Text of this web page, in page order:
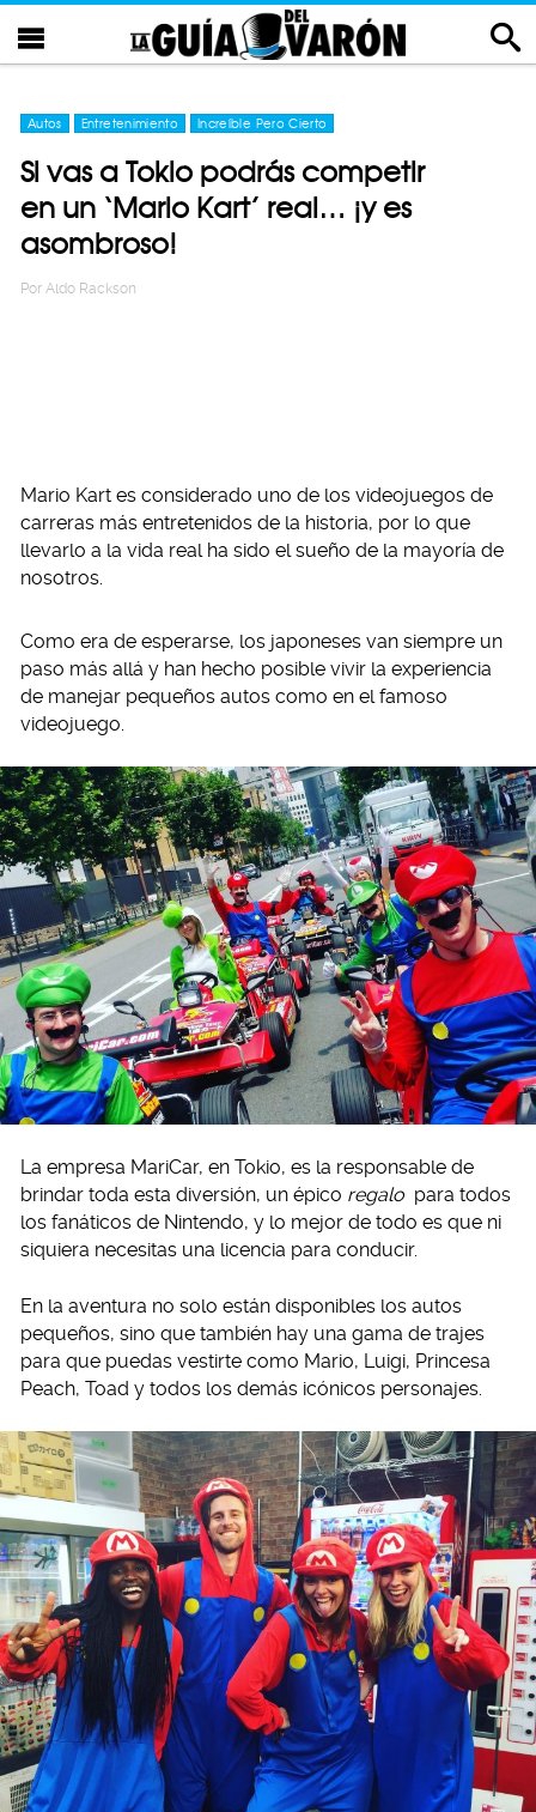
Autos Entretenimiento Increíble Pero Cierto
Si vas a Tokio podrás competir
en un ‘Mario Kart’ real… ¡y es
asombroso!
Por Aldo Rackson
Mario Kart es considerado uno de los videojuegos de
carreras más entretenidos de la historia, por lo que
llevarlo a la vida real ha sido el sueño de la mayoría de
nosotros.
Como era de esperarse, los japoneses van siempre un
paso más allá y han hecho posible vivir la experiencia
de manejar pequeños autos como en el famoso
videojuego.
La empresa MariCar, en Tokio, es la responsable de
brindar toda esta diversión, un épico regalo para todos
los fanáticos de Nintendo, y lo mejor de todo es que ni
siquiera necesitas una licencia para conducir.
En la aventura no solo están disponibles los autos
pequeños, sino que también hay una gama de trajes
para que puedas vestirte como Mario, Luigi, Princesa
Peach, Toad y todos los demás icónicos personajes.